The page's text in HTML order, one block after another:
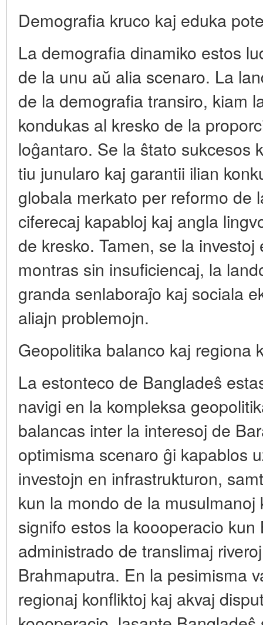
Demografia kruco kaj eduka
La demografia dinamiko estos
de la unu aŭ alia scenaro. La
de la demografia transiro, kiam
kondukas al kresko de la
loĝantaro. Se la ŝtato sukcesos
tiu junularo kaj garantii ilian
globala merkato per reformo de
ciferecaj kapabloj kaj angla
de kresko. Tamen, se la
montras sin insuficiencaj, la
granda senlaboraĵo kaj sociala
aliajn problemojn.
Geopolitika balanco kaj regiona
La estonteco de Bangladeŝ
navigi en la kompleksa
balancas inter la interesoj de
optimisma scenaro ĝi kapablos
investojn en infrastrukturon,
kun la mondo de la
signifo estos la koooperacio
administrado de translimaj
Brahmaputra. En la pesimisma
regionaj konfliktoj kaj akvaj